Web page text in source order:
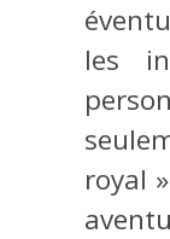
les
royal